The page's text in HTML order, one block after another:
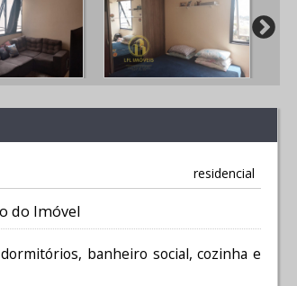
residencial
do Imóvel
banheiro social, cozinha e